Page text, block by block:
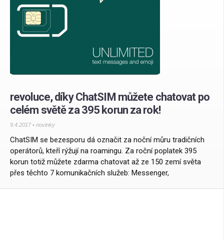
revoluce, díky ChatSIM můžete chatovat po
celém světě za 395 korun za rok!
9.4.2017 • novinky
ChatSIM se bezesporu dá označit za noční můru tradičních
operátorů, kteří rýžují na roamingu. Za roční poplatek 395
korun totiž můžete zdarma chatovat až ze 150 zemí světa
přes těchto 7 komunikačních služeb: Messenger,